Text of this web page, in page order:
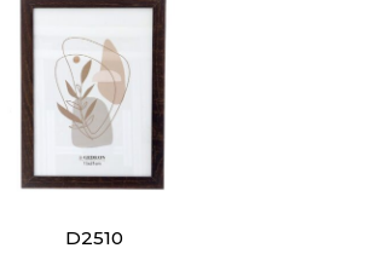
D2510